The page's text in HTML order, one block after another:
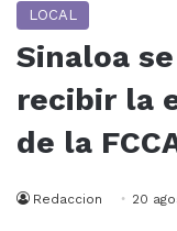
LOCAL
Sinaloa
recibir la
de la
Redaccion 20